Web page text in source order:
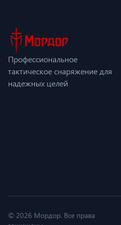
Профессиональное
тактическое снаряжение для
надежных целей
© 2026 Мордор. Все права